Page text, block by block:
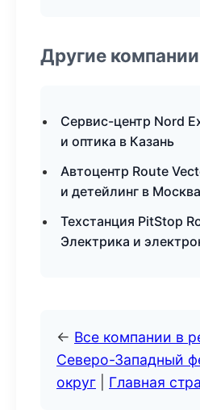
Другие компании
Сервис-центр Nord
и оптика в Казань
Автоцентр Route
и детейлинг в Москва
Техстанция PitStop
Электрика и
← Все компании в
Северо-Западный
округ
Главная